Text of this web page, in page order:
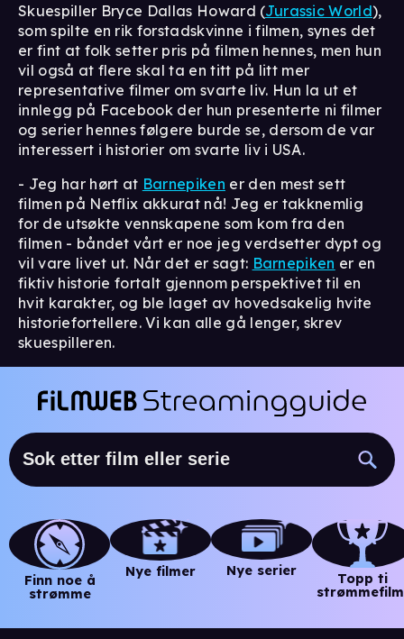
Skuespiller Bryce Dallas Howard (Jurassic World),
som spilte en rik forstadskvinne i filmen, synes det
er fint at folk setter pris på filmen hennes, men hun
vil også at flere skal ta en titt på litt mer
representative filmer om svarte liv. Hun la ut et
innlegg på Facebook der hun presenterte ni filmer
og serier hennes følgere burde se, dersom de var
interessert i historier om svarte liv i USA.
- Jeg har hørt at Barnepiken er den mest sett
filmen på Netflix akkurat nå! Jeg er takknemlig
for de utsøkte vennskapene som kom fra den
filmen - båndet vårt er noe jeg verdsetter dypt og
vil vare livet ut. Når det er sagt: Barnepiken er en
fiktiv historie fortalt gjennom perspektivet til en
hvit karakter, og ble laget av hovedsakelig hvite
historiefortellere. Vi kan alle gå lenger, skrev
skuespilleren.
Finn noe å
strømme
Nye filmer Nye serier
Topp ti